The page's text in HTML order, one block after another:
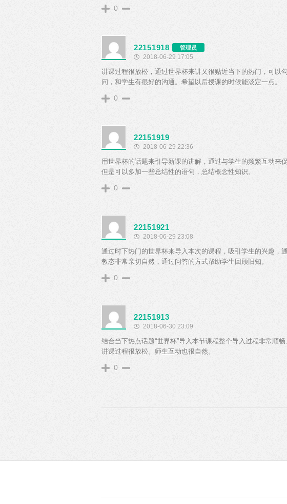
0
22151918 管理员
2018-06-29 17:05
讲课过程很放松，通过世界杯来讲又很贴近当下的热门，可以
问，和学生有很好的沟通。希望以后授课的时候能淡定一点。
0
22151919
2018-06-29 22:36
用世界杯的话题来引导新课的讲解，通过与学生的频繁互动来
但是可以多加一些总结性的语句，总结概念性知识。
0
22151921
2018-06-29 23:08
通过时下热门的世界杯来导入本次的课程，吸引学生的兴趣，
教态非常亲切自然，通过问答的方式帮助学生回顾旧知。
0
22151913
2018-06-30 23:09
结合当下热点话题“世界杯”导入本节课程整个导入过程非常顺
讲课过程很放松。师生互动也很自然。
0